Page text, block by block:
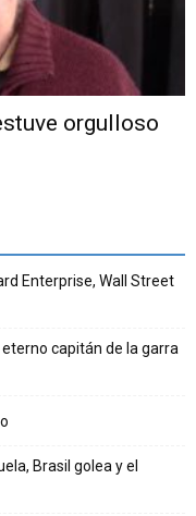
orgulloso
Enterprise, Wall Street
capitán de la garra
Brasil golea y el